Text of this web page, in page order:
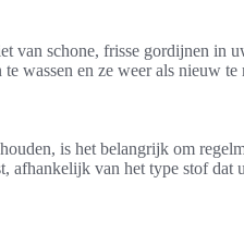
van schone, frisse gordijnen in
wassen en ze weer als nieuw te
is het belangrijk om
afhankelijk van het type stof